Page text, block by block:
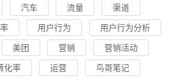
汽车 流量
渠道
用户行为
用户行为分析
美团 营销
营销活动
化率 运营
鸟哥笔记